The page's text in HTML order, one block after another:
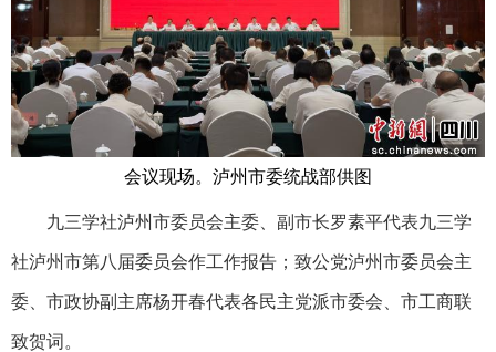
会议现场。泸州市委统战部供图
九三学社泸州市委员会主委、副市长罗素平代表九三学
社泸州市第八届委员会作工作报告；致公党泸州市委员会主
委、市政协副主席杨开春代表各民主党派市委会、市工商联
致贺词。